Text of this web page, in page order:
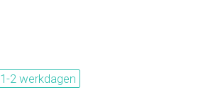
1-2 werkdagen